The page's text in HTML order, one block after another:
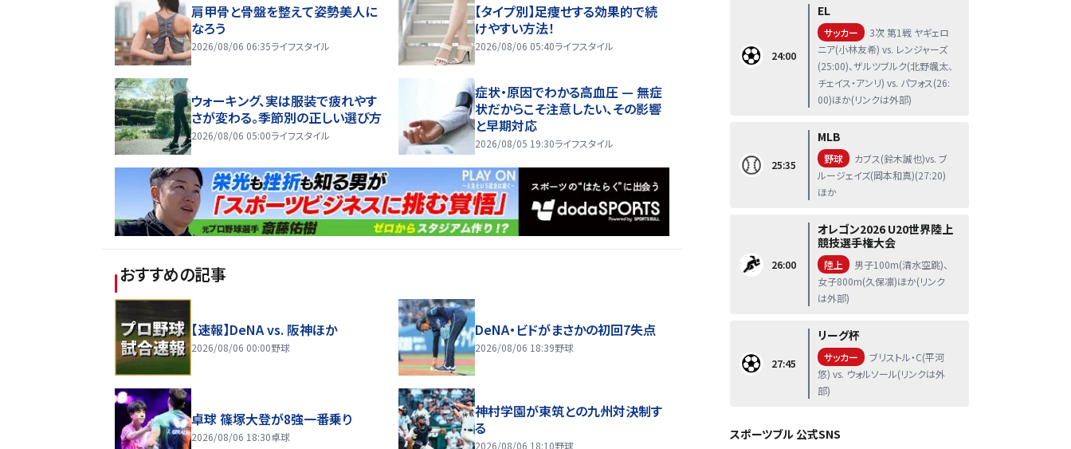
肩甲骨と骨盤を整えて姿勢美人に
なろう
2026/08/06 06:35ライフスタイル
【タイプ別】足痩せする効果的で続
けやすい方法！
2026/08/06 05:40ライフスタイル
ウォーキング、実は服装で疲れやす
さが変わる。季節別の正しい選び方
2026/08/06 05:00ライフスタイル
症状・原因でわかる高血圧 — 無症
状だからこそ注意したい、その影響
と早期対応
2026/08/05 19:30ライフスタイル
おすすめの記事
【速報】DeNA vs. 阪神ほか
2026/08/06 00:00野球
DeNA・ビドがまさかの初回7失点
2026/08/06 18:39野球
卓球 篠塚大登が8強一番乗り
2026/08/06 18:30卓球
神村学園が東筑との九州対決制す
る
2026/08/06 18:10野球
24:00
EL
サッカー
3次 第1戦 ヤギェロ
ニア(小林友希) vs. レンジャーズ
(25:00)、ザルツブルク(北野颯太、
チェイス・アンリ) vs. パフォス(26:
00)ほか(リンクは外部)
25:35
MLB
野球
カブス(鈴木誠也)vs. ブ
ルージェイズ(岡本和真)(27:20)
ほか
26:00
オレゴン2026 U20世界陸上
競技選手権大会
陸上
男子100m(清水空跳)、
女子800m(久保凛)ほか(リンク
は外部)
27:45
リーグ杯
サッカー
ブリストル・C(平河
悠) vs. ウォルソール(リンクは外
部)
スポーツブル 公式SNS